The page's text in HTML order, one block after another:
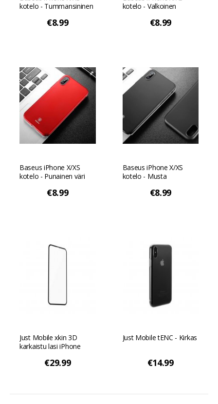
kotelo - Tummansininen
€8.99
kotelo - Valkoinen
€8.99
Baseus iPhone X/XS
kotelo - Punainen väri
€8.99
Baseus iPhone X/XS
kotelo - Musta
€8.99
Just Mobile xkin 3D
karkaistu lasi iPhone
€29.99
Just Mobile tENC - Kirkas
€14.99